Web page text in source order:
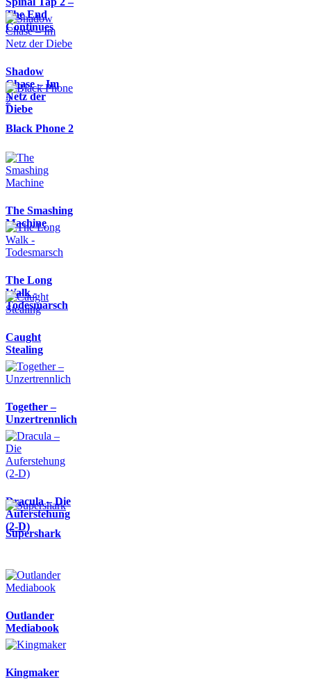
The End
Continues
Shadow
Chase – Im
Netz der
Diebe
Black Phone 2
The Smashing
Machine
The Long
Walk -
Todesmarsch
Caught
Stealing
Together –
Unzertrennlich
Dracula – Die
Auferstehung
(2-D)
Supershark
Outlander
Mediabook
Kingmaker